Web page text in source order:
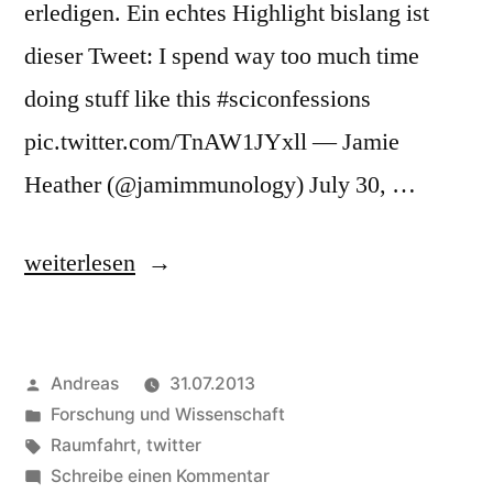
erledigen. Ein echtes Highlight bislang ist
dieser Tweet: I spend way too much time
doing stuff like this #sciconfessions
pic.twitter.com/TnAW1JYxll — Jamie
Heather (@jamimmunology) July 30, …
„#sciconfessions“
weiterlesen
Veröffentlicht
von
Andreas
31.07.2013
Veröffentlicht
in
Forschung und Wissenschaft
Schlagwörter:
Raumfahrt, twitter
Schreibe einen Kommentarzu